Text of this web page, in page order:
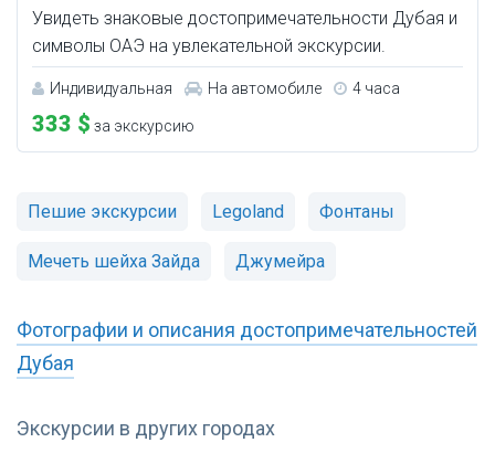
Экскурсии в других городах
Увидеть знаковые достопримечательности Дубая и
символы ОАЭ на увлекательной экскурсии.
Индивидуальная На автомобиле 4 часа
333 $ за экскурсию
Пешие экскурсии Legoland Фонтаны
Мечеть шейха Зайда Джумейра
Фотографии и описания достопримечательностей
Дубая